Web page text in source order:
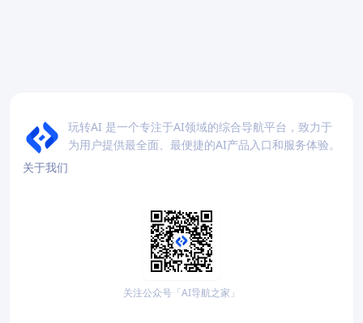
玩转AI 是一个专注于AI领域的综合导航平台，致力于
为用户提供最全面、最便捷的AI产品入口和服务体验。
关于我们
关注公众号「AI导航之家」